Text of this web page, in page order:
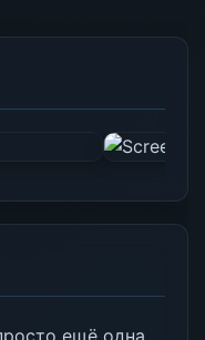
ещё одна